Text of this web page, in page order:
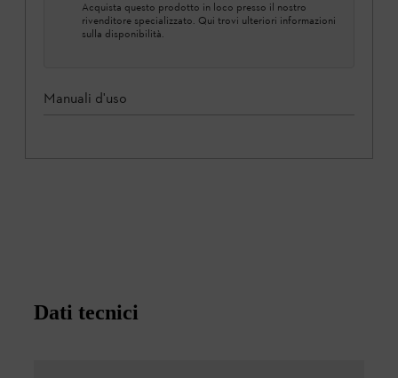
Acquista questo prodotto in loco presso il nostro
rivenditore specializzato. Qui trovi ulteriori informazioni
sulla disponibilità.
Manuali d'uso
Dati tecnici